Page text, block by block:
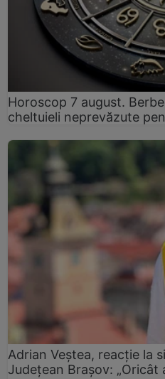
Horoscop 7 august.
cheltuieli neprevăzute
Adrian Veștea, reacție la
Județean Brașov: